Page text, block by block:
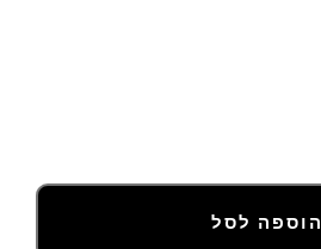
הוספה לסל